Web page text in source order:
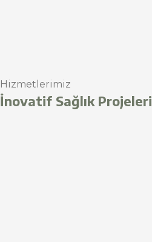
Hizmetlerimiz
İnovatif Sağlık Projeleri